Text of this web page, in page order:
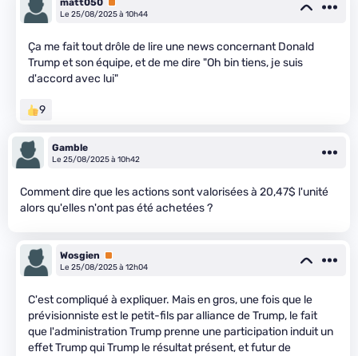
Premium
Le 25/08/2025 à 10h44
Ça me fait tout drôle de lire une news concernant Donald
Trump et son équipe, et de me dire "Oh bin tiens, je suis
d'accord avec lui"
9
Gamble
Le 25/08/2025 à 10h42
Comment dire que les actions sont valorisées à 20,47$ l'unité
alors qu'elles n'ont pas été achetées ?
Wosgien
Premium
Le 25/08/2025 à 12h04
C'est compliqué à expliquer. Mais en gros, une fois que le
prévisionniste est le petit-fils par alliance de Trump, le fait
que l'administration Trump prenne une participation induit un
effet Trump qui Trump le résultat présent, et futur de